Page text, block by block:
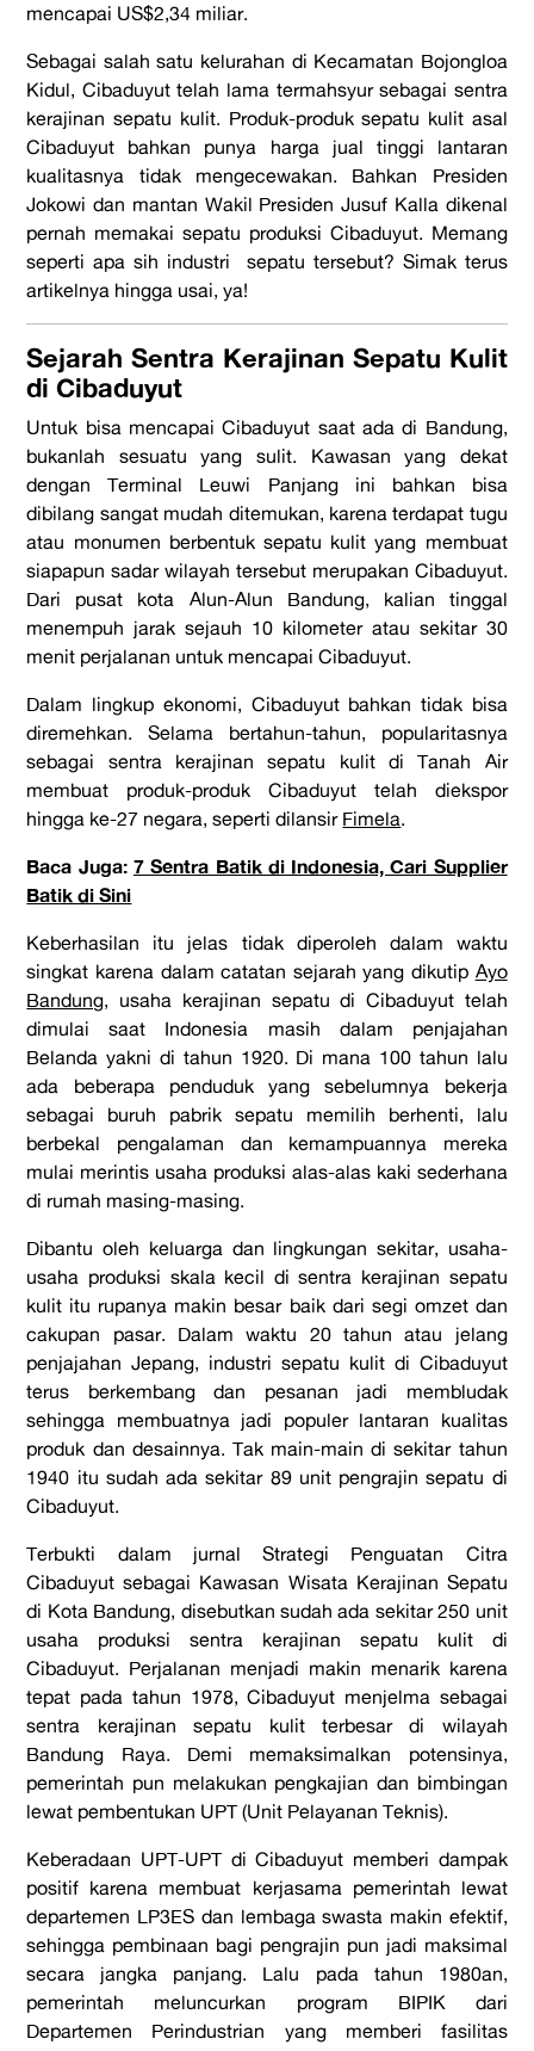
mencapai US$2,34 miliar.
Sebagai salah satu kelurahan di Kecamatan Bojongloa
Kidul, Cibaduyut telah lama termahsyur sebagai sentra
kerajinan sepatu kulit. Produk-produk sepatu kulit asal
Cibaduyut bahkan punya harga jual tinggi lantaran
kualitasnya tidak mengecewakan. Bahkan Presiden
Jokowi dan mantan Wakil Presiden Jusuf Kalla dikenal
pernah memakai sepatu produksi Cibaduyut. Memang
seperti apasih industri sepatu tersebut? Simak terus
artikelnya hingga usai, ya!
Sejarah Sentra Kerajinan Sepatu Kulit
di Cibaduyut
Untuk bisa mencapai Cibaduyut saat ada di Bandung,
bukanlah sesuatu yang sulit. Kawasan yang dekat
dengan Terminal Leuwi Panjang ini bahkan bisa
dibilang sangat mudah ditemukan, karena terdapat tugu
atau monumen berbentuk sepatu kulit yang membuat
siapapun sadar wilayah tersebut merupakan Cibaduyut.
Dari pusat kota Alun-Alun Bandung, kalian tinggal
menempuh jarak sejauh 10 kilometer atau sekitar 30
menit perjalanan untuk mencapai Cibaduyut.
Dalam lingkup ekonomi, Cibaduyut bahkan tidak bisa
diremehkan. Selama bertahun-tahun, popularitasnya
sebagai sentra kerajinan sepatu kulit di Tanah Air
membuat produk-produk Cibaduyut telah diekspor
hingga ke-27 negara, seperti dilansir Fimela.
Baca Juga: 7 Sentra Batik di Indonesia, Cari Supplier
Batik di Sini
Keberhasilan itu jelas tidak diperoleh dalam waktu
singkat karena dalam catatan sejarah yang dikutip Ayo
Bandung, usaha kerajinan sepatu di Cibaduyut telah
dimulai saat Indonesia masih dalam penjajahan
Belanda yakni di tahun 1920. Di mana 100 tahun lalu
ada beberapa penduduk yang sebelumnya bekerja
sebagai buruh pabrik sepatu memilih berhenti, lalu
berbekal pengalaman dan kemampuannya mereka
mulai merintis usaha produksi alas-alas kaki sederhana
di rumah masing-masing.
Dibantu oleh keluarga dan lingkungan sekitar, usaha-
usaha produksi skala kecil disentra kerajinan sepatu
kulit itu rupanya makin besar baik dari segi omzetdan
cakupan pasar. Dalam waktu 20 tahun atau jelang
penjajahan Jepang, industri sepatu kulit di Cibaduyut
terus berkembang dan pesanan jadi membludak
sehingga membuatnya jadi populer lantaran kualitas
produk dan desainnya. Tak main-main di sekitar tahun
1940 itu sudah ada sekitar 89 unit pengrajin sepatu di
Cibaduyut.
Terbukti dalam jurnalStrategi Penguatan Citra
Cibaduyut sebagai Kawasan Wisata Kerajinan Sepatu
di Kota Bandung, disebutkan sudah ada sekitar 250 unit
usaha produksisentra kerajinan sepatu kulit
di
Cibaduyut. Perjalanan menjadi makin menarik karena
tepat pada tahun 1978, Cibaduyut menjelma sebagai
sentra kerajinan sepatu kulit terbesar di wilayah
Bandung Raya. Demi memaksimalkan potensinya,
pemerintah pun melakukan pengkajian dan bimbingan
lewat pembentukan UPT (Unit Pelayanan Teknis).
Keberadaan UPT-UPT di Cibaduyut memberi dampak
positif karena membuat kerjasama pemerintah lewat
departemen LP3ES dan lembaga swasta makin efektif,
sehingga pembinaan bagi pengrajin pun jadi maksimal
secara jangka panjang. Lalu pada tahun 1980an,
pemerintah meluncurkan program BIPIK dari
Departemen Perindustrian yang memberi fasilitas